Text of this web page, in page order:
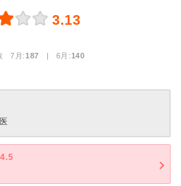
3.13
7月:187 | 6月:140
4.5